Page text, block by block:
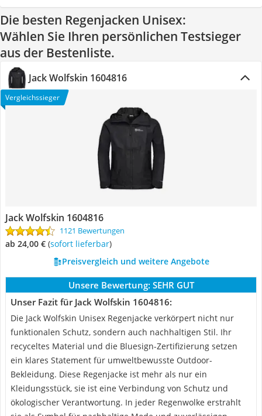
Die besten Regenjacken Unisex:
Wählen Sie Ihren persönlichen Testsieger
aus der Bestenliste.
Jack Wolfskin 1604816
Vergleichssieger
Jack Wolfskin 1604816
1121 Bewertungen
ab 24,00 € ( Sofort lieferbar)
Preisvergleich und weitere Angebote
Unsere Bewertung: SEHR GUT
Unser Fazit für Jack Wolfskin 1604816:
Die Jack Wolfskin Unisex Regenjacke verkörpert nicht nur
funktionalen Schutz, sondern auch nachhaltigen Stil. Ihr
recyceltes Material und die Bluesign-Zertifizierung setzen
ein klares Statement für umweltbewusste Outdoor-
Bekleidung. Diese Regenjacke ist mehr als nur ein
Kleidungsstück, sie ist eine Verbindung von Schutz und
ökologischer Verantwortung. In jeder Regenwolke erstrahlt